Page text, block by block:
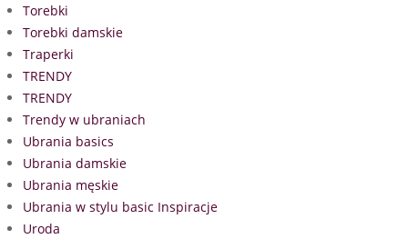
Torebki
Torebki damskie
Traperki
TRENDY
TRENDY
Trendy w ubraniach
Ubrania basics
Ubrania damskie
Ubrania męskie
Ubrania w stylu basic Inspiracje
Uroda